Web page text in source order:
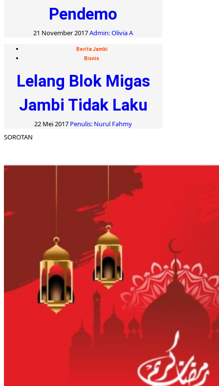
Pendemo
21 November 2017Admin: Olivia A
Berita Jambi
Bisnis
Lelang Blok Migas
Jambi Tidak Laku
22 Mei 2017 Penulis: Nurul Fahmy
SOROTAN